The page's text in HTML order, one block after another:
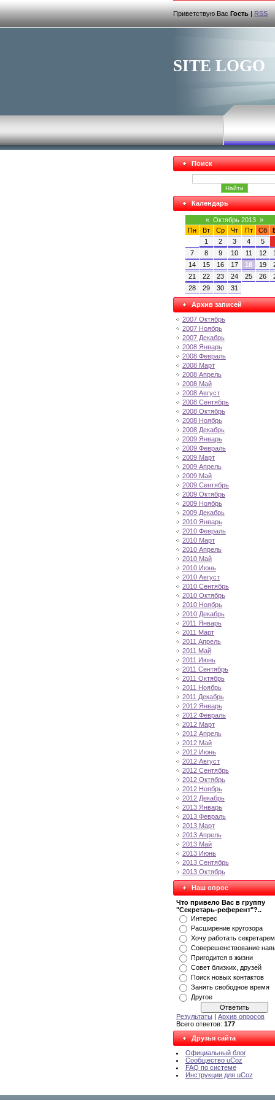
Приветствую Вас Гость|RSS
SITE LOGO
Поиск
Календарь
« Октябрь 2013 »
Пн
Вт Ср Чт Пт Сб
1
2 3 4
5
7
8 9 10 11 12
14
15 16 17 18 19
21
22 23 24 25 26
28
29 30 31
Архив записей
2007 Октябрь
2007 Ноябрь
2007 Декабрь
2008 Январь
2008 Февраль
2008 Март
2008 Апрель
2008 Май
2008 Август
2008 Сентябрь
2008 Октябрь
2008 Ноябрь
2008 Декабрь
2009 Январь
2009 Февраль
2009 Март
2009 Апрель
2009 Май
2009 Сентябрь
2009 Октябрь
2009 Ноябрь
2009 Декабрь
2010 Январь
2010 Февраль
2010 Март
2010 Апрель
2010 Май
2010 Июнь
2010 Август
2010 Сентябрь
2010 Октябрь
2010 Ноябрь
2010 Декабрь
2011 Январь
2011 Март
2011 Апрель
2011 Май
2011 Июнь
2011 Сентябрь
2011 Октябрь
2011 Ноябрь
2011 Декабрь
2012 Январь
2012 Февраль
2012 Март
2012 Апрель
2012 Май
2012 Июнь
2012 Август
2012 Сентябрь
2012 Октябрь
2012 Ноябрь
2012 Декабрь
2013 Январь
2013 Февраль
2013 Март
2013 Апрель
2013 Май
2013 Июнь
2013 Сентябрь
2013 Октябрь
Наш опрос
Что привело Вас в группу
"Секретарь-референт"?..
Интерес
Расширение кругозора
Хочу работать секретарем
Соверешенствование
Пригодится в жизни
Совет близких, друзей
Поиск новых контактов
Занять свободное время
Другое
Результаты | Архив опросов
Всего ответов: 177
Друзья сайта
Официальный блог
Сообщество uCoz
FAQ по системе
Инструкции для uCoz